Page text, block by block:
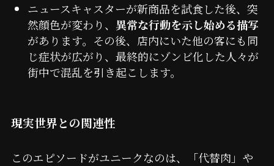
ニュースキャスターが新商品を試食した後、突
然顔色が変わり、 異常な行動を示し始める描写
があります。その後、店内にいた他の客にも同
じ症状が広がり、最終的にゾンビ化した人々が
街中で混乱を引き起こします。
現実世界との関連性
このエピソードがユニークなのは、「代替肉」や